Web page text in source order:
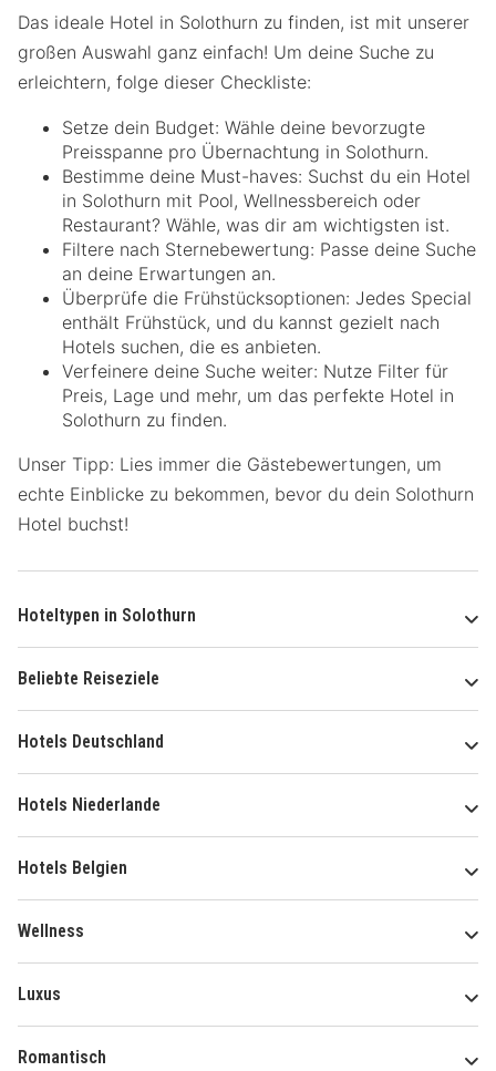
Das ideale Hotel in Solothurn zu finden, ist mit unserer
großen Auswahl ganz einfach! Um deine Suche zu
erleichtern, folge dieser Checkliste:
Setze dein Budget: Wähle deine bevorzugte
Preisspanne pro Übernachtung in Solothurn.
Bestimme deine Must-haves: Suchst du ein Hotel
in Solothurn mit Pool, Wellnessbereich oder
Restaurant? Wähle, was dir am wichtigsten ist.
Filtere nach Sternebewertung: Passe deine Suche
an deine Erwartungen an.
Überprüfe die Frühstücksoptionen: Jedes Special
enthält Frühstück, und du kannst gezielt nach
Hotels suchen, die es anbieten.
Verfeinere deine Suche weiter: Nutze Filter für
Preis, Lage und mehr, um das perfekte Hotel in
Solothurn zu finden.
Unser Tipp: Lies immer die Gästebewertungen, um
echte Einblicke zu bekommen, bevor du dein Solothurn
Hotel buchst!
Hoteltypen in Solothurn
Beliebte Reiseziele
Hotels Deutschland
Hotels Niederlande
Hotels Belgien
Wellness
Luxus
Romantisch